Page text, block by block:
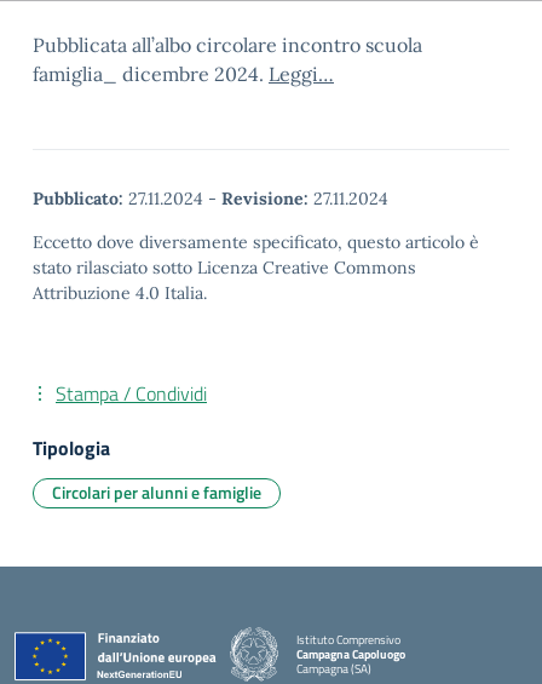
Pubblicata all’albo circolare incontro scuola
famiglia_ dicembre 2024. Leggi…
Pubblicato: 27.11.2024 - Revisione: 27.11.2024
Eccetto dove diversamente specificato, questo articolo è
stato rilasciato sotto Licenza Creative Commons
Attribuzione 4.0 Italia.
Stampa / Condividi
Tipologia
Circolari per alunni e famiglie
Istituto Comprensivo
Campagna Capoluogo
Campagna (SA)